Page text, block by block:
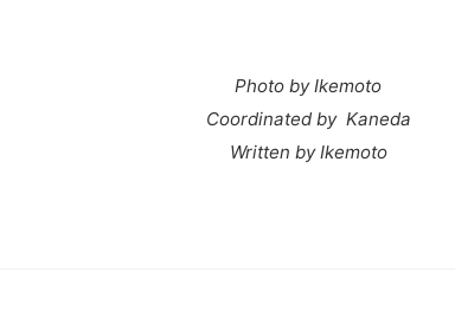
Photo by Ikemoto
Coordinated by Kaneda
Written by Ikemoto